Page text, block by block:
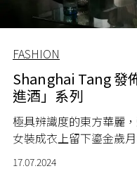
FASHION
Shanghai Tang 發
進酒」系列
極具辨識度的東方華麗
女裝成衣上留下鎏金歲
17.07.2024